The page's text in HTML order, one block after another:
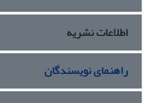
اطلاعات نشریه
راهنمای نویسندگان